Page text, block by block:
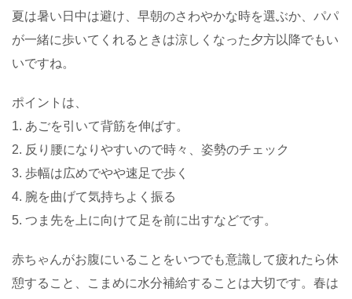
夏は暑い日中は避け、早朝のさわやかな時を選ぶか、パパ
が一緒に歩いてくれるときは涼しくなった夕方以降でもい
いですね。
ポイントは、
1. あごを引いて背筋を伸ばす。
2. 反り腰になりやすいので時々、姿勢のチェック
3. 歩幅は広めでやや速足で歩く
4. 腕を曲げて気持ちよく振る
5. つま先を上に向けて足を前に出すなどです。
赤ちゃんがお腹にいることをいつでも意識して疲れたら休
憩すること、こまめに水分補給することは大切です。春は